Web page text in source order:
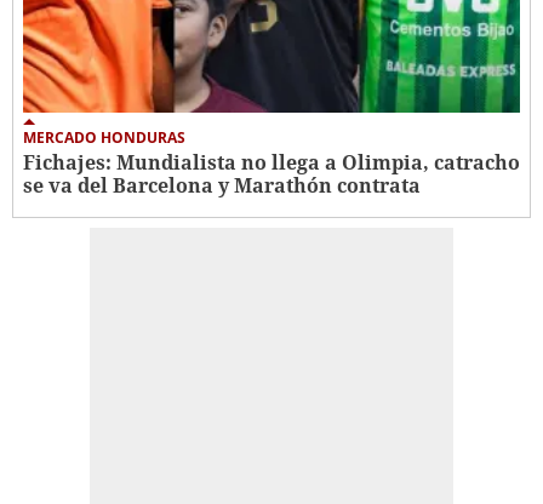
MERCADO HONDURAS
Fichajes: Mundialista no llega a Olimpia, catracho
se va del Barcelona y Marathón contrata